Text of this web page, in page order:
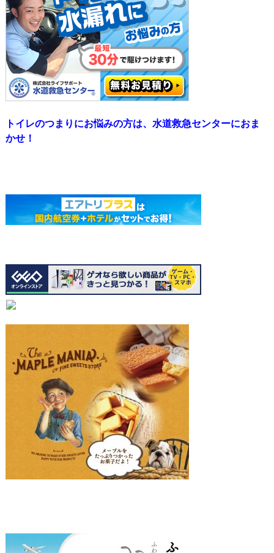
トイレのつまりにお悩みの方は、水道救急センターにおま
かせ！